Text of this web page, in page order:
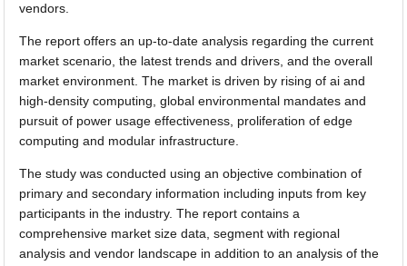
vendors.
The report offers an up-to-date analysis regarding the current
market scenario, the latest trends and drivers, and the overall
market environment. The market is driven by rising of ai and
high-density computing, global environmental mandates and
pursuit of power usage effectiveness, proliferation of edge
computing and modular infrastructure.
The study was conducted using an objective combination of
primary and secondary information including inputs from key
participants in the industry. The report contains a
comprehensive market size data, segment with regional
analysis and vendor landscape in addition to an analysis of the